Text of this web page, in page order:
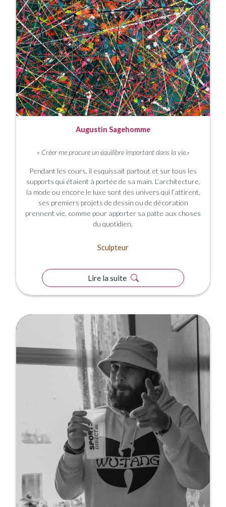
Augustin Sagehomme
« Créer me procure un équilibre important dans la vie.»
Pendant les cours, il esquissait partout et sur tous les
supports qui étaient à portée de sa main. L’architecture,
la mode ou encore le luxe sont des univers qui l’attirent,
ses premiers projets de dessin ou de décoration
prennent vie, comme pour apporter sa patte aux choses
du quotidien.
Sculpteur
Lire la suite